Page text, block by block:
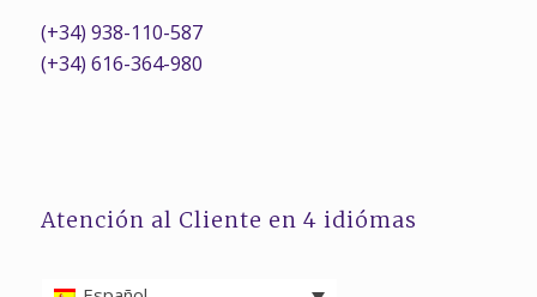
(+34) 938-110-587
(+34) 616-364-980
Atención al Cliente en 4 idiómas